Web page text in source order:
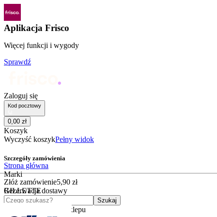
Aplikacja Frisco
Więcej funkcji i wygody
Sprawdź
Zaloguj się
Kod pocztowy
0,00 zł
Koszyk
Wyczyść koszykPełny widok
Szczegóły zamówienia
Złóż zamówienie5,90 zł
Rezerwacja dostawy
Czego szukasz?
Szukaj
Kategorie sklepu
Strona główna
Marki
GILLETTE